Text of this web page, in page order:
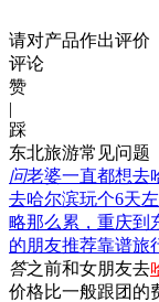
请对产品作出评价
评论
赞
|
踩
东北旅游常见问题
问老婆一直都想去
去哈尔滨玩个6天
略那么累，重庆到
的朋友推荐靠谱旅
答之前和女朋友去
价格比一般跟团的